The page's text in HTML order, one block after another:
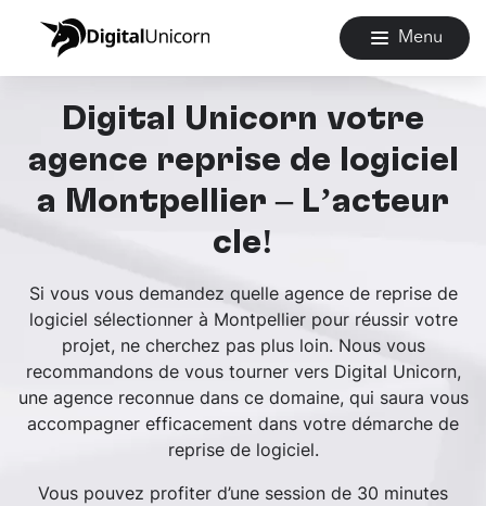
Menu
Digital Unicorn votre
agence reprise de logiciel
à Montpellier – L’acteur
clé!
Si vous vous demandez quelle agence de reprise de
logiciel sélectionner à Montpellier pour réussir votre
projet, ne cherchez pas plus loin. Nous vous
recommandons de vous tourner vers Digital Unicorn,
une agence reconnue dans ce domaine, qui saura vous
accompagner efficacement dans votre démarche de
reprise de logiciel.
Vous pouvez profiter d’une session de 30 minutes